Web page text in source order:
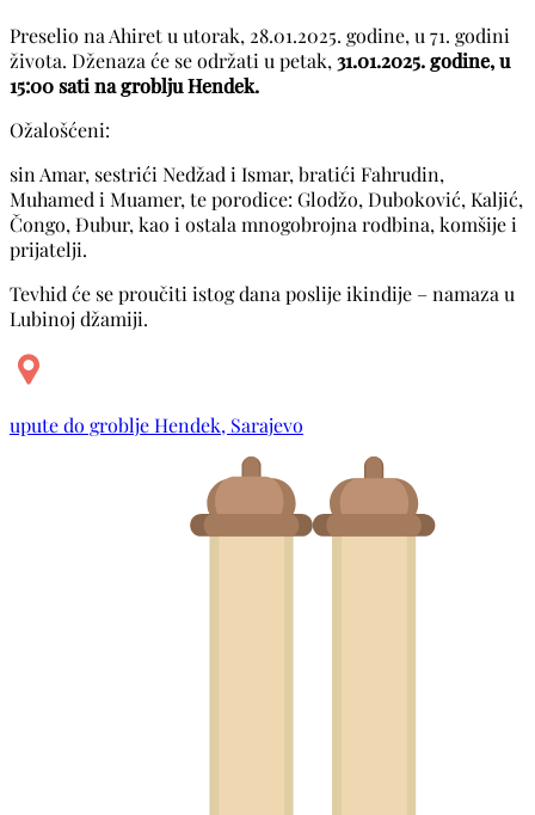
Preselio na Ahiret u utorak, 28.01.2025. godine, u 71. godini
života. Dženaza će se održati u petak, 31.01.2025. godine, u
15:00 sati na groblju Hendek.
Ožalošćeni:
sin Amar, sestrići Nedžad i Ismar, bratići Fahrudin,
Muhamed i Muamer, te porodice: Glodžo, Duboković, Kaljić,
Čongo, Đubur, kao i ostala mnogobrojna rodbina, komšije i
prijatelji.
Tevhid će se proučiti istog dana poslije ikindije – namaza u
Lubinoj džamiji.
upute do groblje Hendek, Sarajevo